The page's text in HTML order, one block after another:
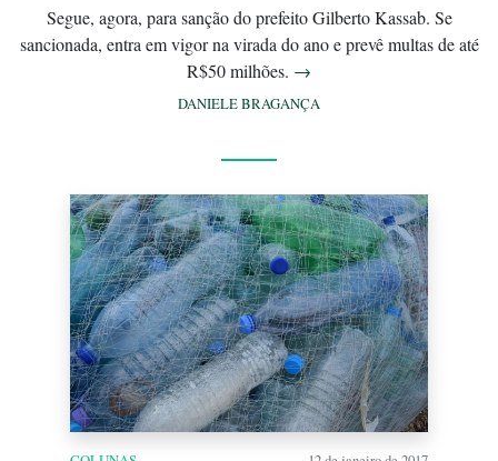
Segue, agora, para sanção do prefeito Gilberto Kassab. Se
sancionada, entra em vigor na virada do ano e prevê multas de até
R$50 milhões. →
DANIELE BRAGANÇA